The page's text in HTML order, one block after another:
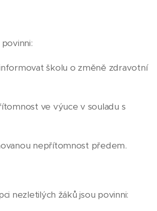
školu o změně zdravotní
ve výuce v souladu s
nepřítomnost předem.
nezletilých žáků jsou povinni: